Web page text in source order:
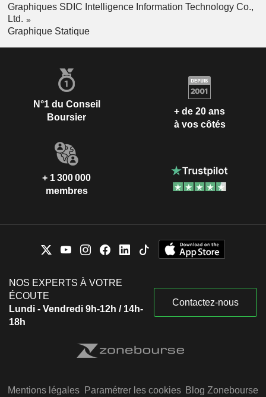
Graphiques SDIC Intelligence Information Technology Co.,
Ltd.
Graphique Statique
N°1 du Conseil
Boursier
+ de 20 ans
à vos côtés
+ 1 300 000
membres
NOS EXPERTS À VOTRE
ÉCOUTE
Lundi - Vendredi 9h-12h / 14h-
18h
Contactez-nous
Mentions légales Paramétrer les cookies Blog Zonebourse